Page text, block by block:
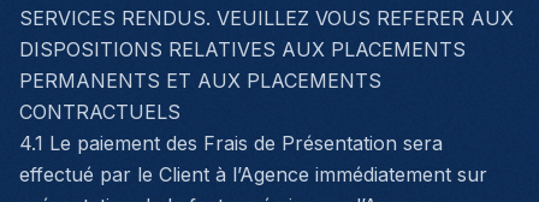
SERVICES RENDUS. VEUILLEZ VOUS REFERER AUX
DISPOSITIONS RELATIVES AUX PLACEMENTS
PERMANENTS ET AUX PLACEMENTS
CONTRACTUELS
4.1 Le paiement des Frais de Présentation sera
effectué par le Client à l’Agence immédiatement sur